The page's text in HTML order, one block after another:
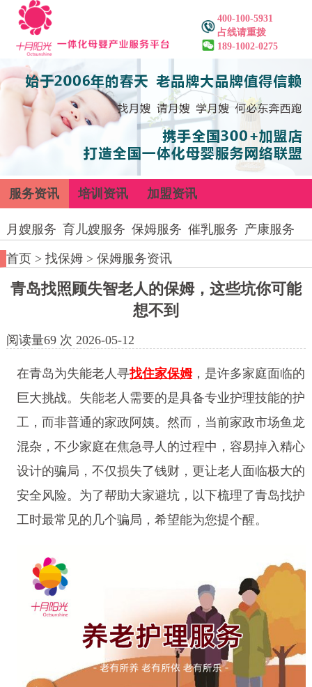
400-100-5931
占线请重拨
189-1002-0275
服务资讯 培训资讯 加盟资讯
月嫂服务 育儿嫂服务 保姆服务 催乳服务 产康服务
首页> 找保姆> 保姆服务资讯
青岛找照顾失智老人的保姆，这些坑你可能
想不到
阅读量69 次 2026-05-12
在青岛为失能老人寻找住家保姆，是许多家庭面临的
巨大挑战。失能老人需要的是具备专业护理技能的护
工，而非普通的家政阿姨。然而，当前家政市场鱼龙
混杂，不少家庭在焦急寻人的过程中，容易掉入精心
设计的骗局，不仅损失了钱财，更让老人面临极大的
安全风险。为了帮助大家避坑，以下梳理了青岛找护
工时最常见的几个骗局，希望能为您提个醒。